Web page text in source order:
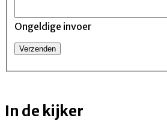
Ongeldige invoer
In de kijker